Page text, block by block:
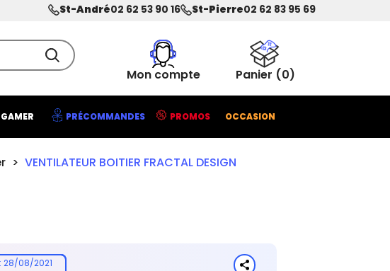
St-André02 62 53 90 16 St-Pierre02 62 83 95 69
Mon compte Panier (0)
PRÉCOMMANDES PROMOS OCCASION
VENTILATEUR BOITIER FRACTAL DESIGN
:28/08/2021